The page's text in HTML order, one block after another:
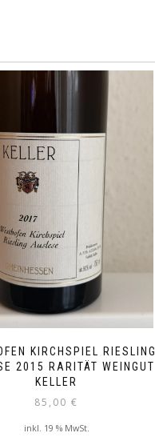
KIRCHSPIEL RIESLING
2015 RARITÄT WEINGUT
KELLER
85,00€
inkl. 19 % MwSt.